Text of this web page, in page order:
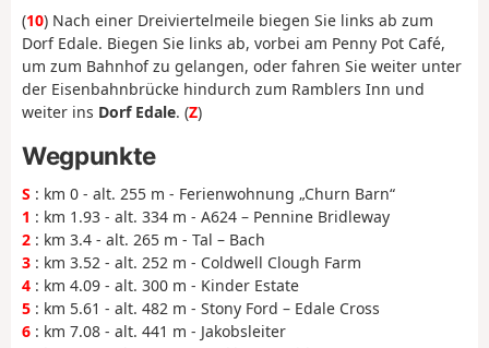
(10) Nach einer Dreiviertelmeile biegen Sie links ab zum
Dorf Edale. Biegen Sie links ab, vorbei am Penny Pot Café,
um zum Bahnhof zu gelangen, oder fahren Sie weiter unter
der Eisenbahnbrücke hindurch zum Ramblers Inn und
weiter ins Dorf Edale. (Z)
Wegpunkte
S : km 0 - alt. 255 m - Ferienwohnung „Churn Barn“
1 : km 1.93 - alt. 334 m - A624 – Pennine Bridleway
2 : km 3.4 - alt. 265 m - Tal – Bach
3 : km 3.52 - alt. 252 m - Coldwell Clough Farm
4 : km 4.09 - alt. 300 m - Kinder Estate
5 : km 5.61 - alt. 482 m - Stony Ford – Edale Cross
6 : km 7.08 - alt. 441 m - Jakobsleiter